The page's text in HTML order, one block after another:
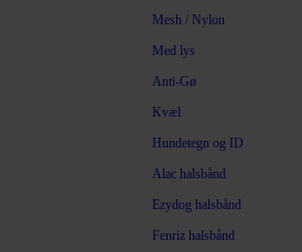
Mesh / Nylon
Med lys
Anti-Gø
Kvæl
Hundetegn og ID
Alac halsbånd
Ezydog halsbånd
Fenriz halsbånd